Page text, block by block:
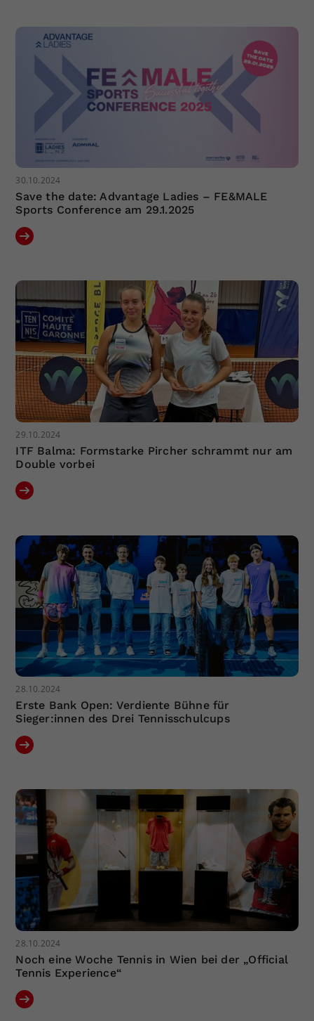
30.10.2024
Save the date: Advantage Ladies – FE&MALE
Sports Conference am 29.1.2025
29.10.2024
ITF Balma: Formstarke Pircher schrammt nur am
Double vorbei
28.10.2024
Erste Bank Open: Verdiente Bühne für
Sieger:innen des Drei Tennisschulcups
28.10.2024
Noch eine Woche Tennis in Wien bei der „Official
Tennis Experience“
Zweck
historische Speicherung Ihrer
vorgenommen Einstellungen, falls der
Webseiten-Betreiber dies eingestellt
hat.